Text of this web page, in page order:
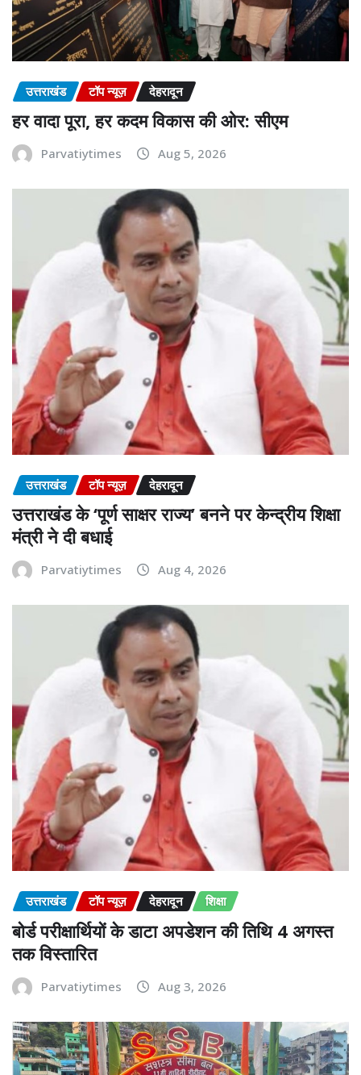
उत्तराखंड टॉप न्यूज़ देहरादून
हर वादा पूरा, हर कदम विकास की ओर: सीएम
Parvatiytimes Aug 5, 2026
उत्तराखंड टॉप न्यूज़ देहरादून
उत्तराखंड के ‘पूर्ण साक्षर राज्य’ बनने पर केन्द्रीय शिक्षा
मंत्री ने दी बधाई
Parvatiytimes Aug 4, 2026
उत्तराखंड टॉप न्यूज़ देहरादून शिक्षा
बोर्ड परीक्षार्थियों के डाटा अपडेशन की तिथि 4 अगस्त
तक विस्तारित
Parvatiytimes Aug 3, 2026